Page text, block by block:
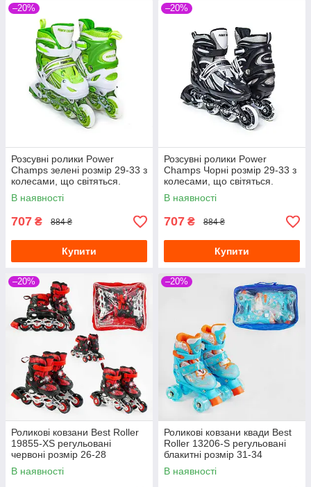
–20%
Розсувні ролики Power
Champs зелені розмір 29-33 з
колесами, що світяться.
В наявності
707 ₴ 884 ₴
Купити
–20%
Розсувні ролики Power
Champs Чорні розмір 29-33 з
колесами, що світяться.
В наявності
707 ₴ 884 ₴
Купити
–20%
Роликові ковзани Best Roller
19855-XS регульовані
червоні розмір 26-28
В наявності
–20%
Роликові ковзани квади Best
Roller 13206-S регульовані
блакитні розмір 31-34
В наявності